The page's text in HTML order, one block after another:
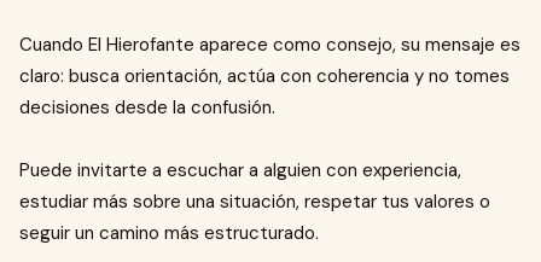
Cuando El Hierofante aparece como consejo, su mensaje es
claro: busca orientación, actúa con coherencia y no tomes
decisiones desde la confusión.
Puede invitarte a escuchar a alguien con experiencia,
estudiar más sobre una situación, respetar tus valores o
seguir un camino más estructurado.